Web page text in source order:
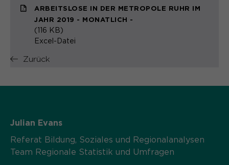
Name
Anbieter Sgalinski
Laufzeit
ARBEITSLOSE IN DER METROPOLE RUHR IM
JAHR 2019 - MONATLICH -
(116 KB)
Excel-Datei
Zurück
Julian Evans
Referat Bildung, Soziales und Regionalanalysen
Team Regionale Statistik und Umfragen